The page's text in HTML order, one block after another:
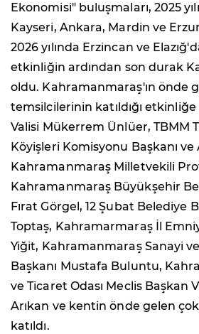
Ekonomisi" buluşmaları, 2025
Kayseri, Ankara, Mardin ve
2026 yılında Erzincan ve
etkinliğin ardından son durak
oldu. Kahramanmaraş'ın önde
temsilcilerinin katıldığı
Valisi Mükerrem Ünlüer, TBMM
Köyişleri Komisyonu Başkanı ve
Kahramanmaraş Milletvekili
Kahramanmaraş Büyükşehir
Fırat Görgel, 12 Şubat Belediye
Toptaş, Kahramarmaraş İl
Yiğit, Kahramanmaraş Sanayi ve
Başkanı Mustafa Buluntu,
ve Ticaret Odası Meclis Başkan
Arıkan ve kentin önde gelen çok
katıldı.